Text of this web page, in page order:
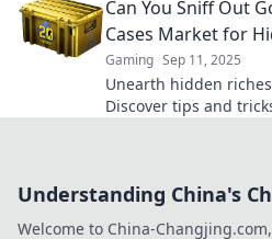
Can You Sniff Out
Cases Market for
Gaming Sep 11, 2025
Unearth hidden
Discover tips and
Understanding China's
Welcome to China-